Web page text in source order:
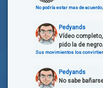
No podría estar mas de
Pedyands
Vídeo
pido la de negro.
Sus movimientos los
Pedyands
No sabe